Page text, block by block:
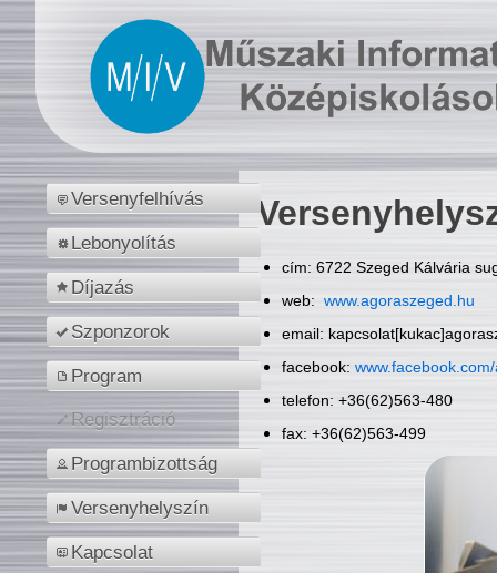
Versenyfelhívás
Lebonyolítás
Díjazás
Szponzorok
Program
Regisztráció
Programbizottság
Versenyhelyszín
Kapcsolat
cím: 6722 Szeged Kálvária
web: www.agoraszeged.hu
email:
facebook:
telefon: +36(62)563-480
fax: +36(62)563-499